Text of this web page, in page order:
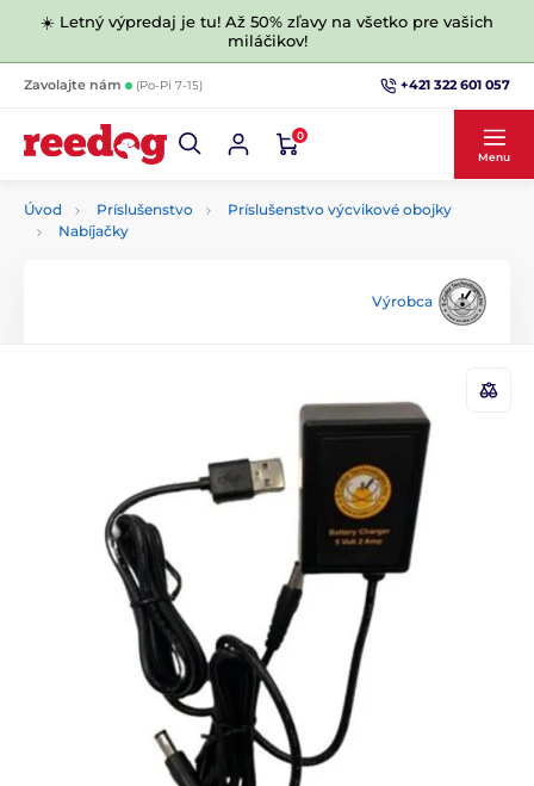
☀️ Letný výpredaj je tu! Až 50% zľavy na všetko pre vašich
miláčikov!
Zavolajte nám (Po-Pi 7-15) +421 322 601 057
0
Menu
Úvod Príslušenstvo
Príslušenstvo výcvikové obojky
Nabíjačky
Výrobca